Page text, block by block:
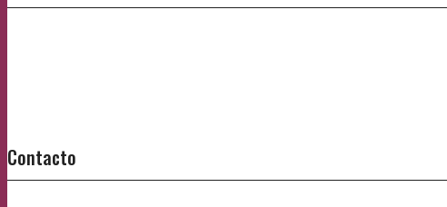
Contacto